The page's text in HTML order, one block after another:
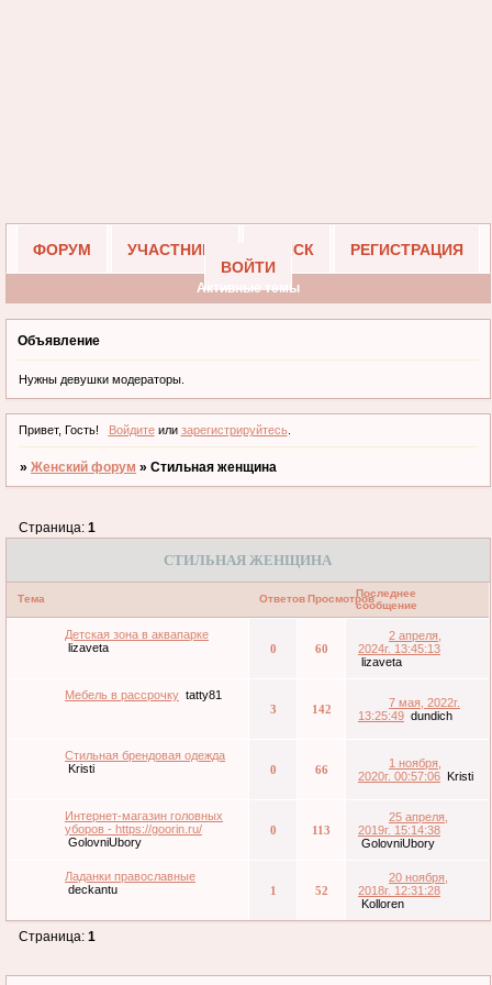
ФОРУМ УЧАСТНИКИ ПОИСК
РЕГИСТРАЦИЯ
ВОЙТИ
Активные темы
Объявление
Нужны девушки модераторы.
Привет, Гость! Войдитеили зарегистрируйтесь.
»Женский форум »Стильная женщина
СТИЛЬНАЯ ЖЕНЩИНА
Страница:1
Тема ОтветовПросмотровПоследнее
сообщение
Детская зона в аквапарке
lizaveta
0 60
2 апреля,
2024г. 13:45:13
lizaveta
Мебель в рассрочку tatty81
3
142
7 мая, 2022г.
13:25:49 dundich
Стильная брендовая одежда
Kristi
0 66
1 ноября,
2020г. 00:57:06 Kristi
Интернет-магазин головных
уборов - https://goorin.ru/
GolovniUbory
0 113
25 апреля,
2019г. 15:14:38
GolovniUbory
Ладанки православные
deckantu
1 52
20 ноября,
2018г. 12:31:28
Kolloren
Страница:1